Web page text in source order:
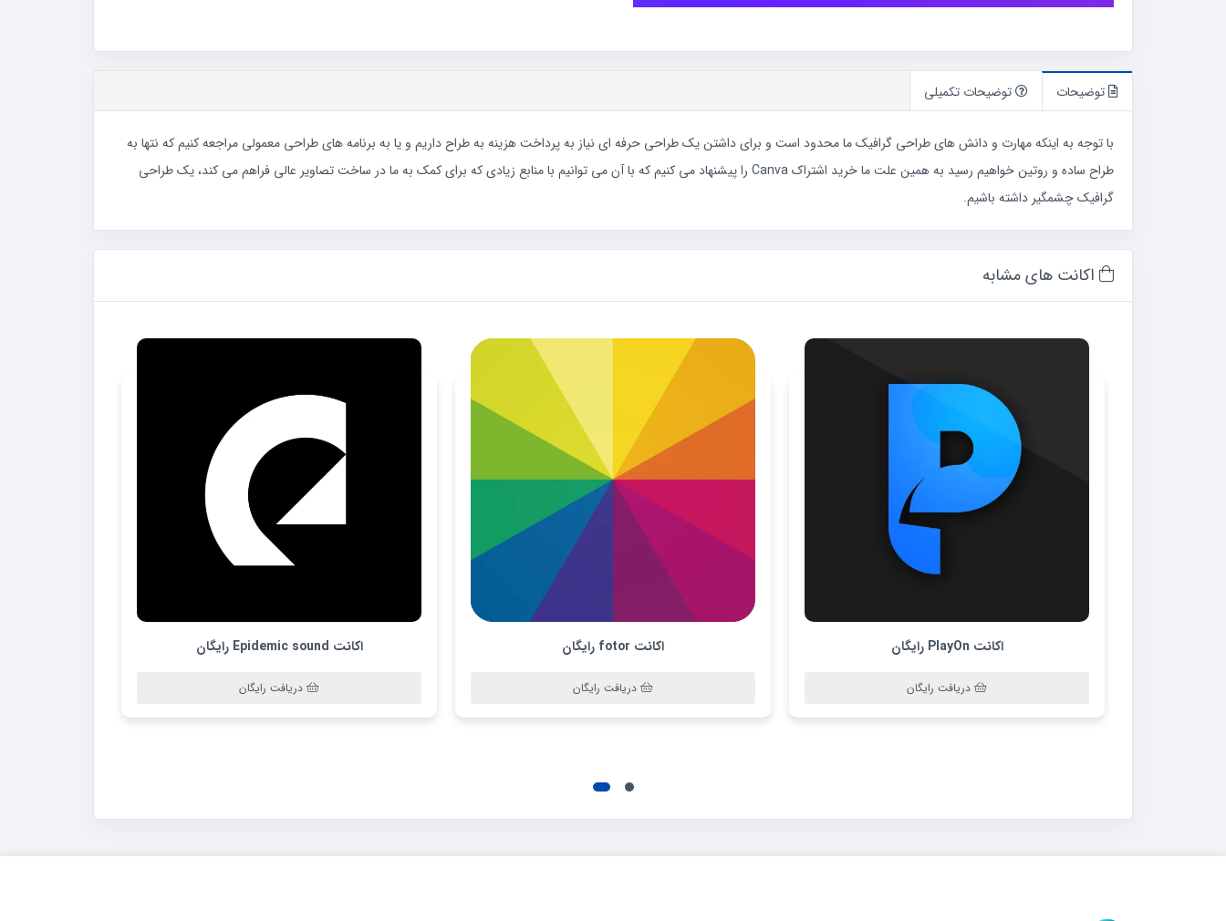
توضیحات توضیحات تکمیلی
با توجه به اینکه مهارت و دانش های طراحی گرافیک ما محدود است و برای داشتن یک طراحی حرفه ای نیاز به پرداخت هزینه به طراح داریم و یا به برنامه های طراحی معمولی مراجعه کنیم که نتها به
طراح ساده و روتین خواهیم رسید به همین علت ما خرید اشتراک Canva را پیشنهاد می کنیم که با آن می توانیم با منابع زیادی که برای کمک به ما در ساخت تصاویر عالی فراهم می کند، یک طراحی
گرافیک چشمگیر داشته باشیم.
اکانت های مشابه
اکانت PlayOn رایگان
دریافت رایگان
اکانت fotor رایگان
دریافت رایگان
اکانت Epidemic sound رایگان
دریافت رایگان